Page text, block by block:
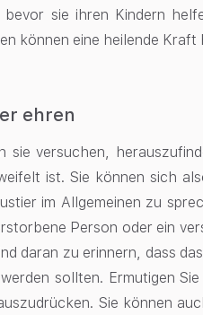
sie ihren Kindern
können eine heilende
ehren
sie versuchen,
ist. Sie können sich
im Allgemeinen zu
Person oder ein
daran zu erinnern, dass
sollten. Ermutigen
Sie können